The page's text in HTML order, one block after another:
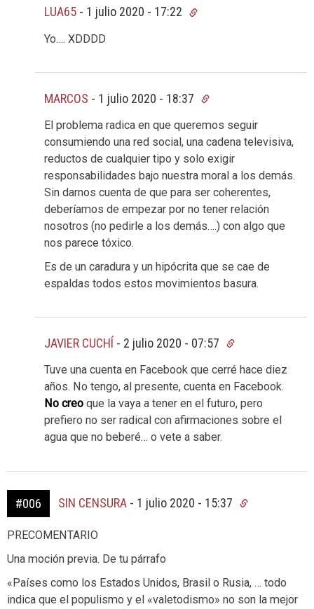
LUA65 - 1 julio 2020 - 17:22
Yo…. XDDDD
MARCOS - 1 julio 2020 - 18:37
El problema radica en que queremos seguir
consumiendo una red social, una cadena televisiva,
reductos de cualquier tipo y solo exigir
responsabilidades bajo nuestra moral a los demás.
Sin darnos cuenta de que para ser coherentes,
deberíamos de empezar por no tener relación
nosotros (no pedirle a los demás….) con algo que
nos parece tóxico.
Es de un caradura y un hipócrita que se cae de
espaldas todos estos movimientos basura.
JAVIER CUCHÍ - 2 julio 2020 - 07:57
Tuve una cuenta en Facebook que cerré hace diez
años. No tengo, al presente, cuenta en Facebook.
No creo que la vaya a tener en el futuro, pero
prefiero no ser radical con afirmaciones sobre el
agua que no beberé… o vete a saber.
#006 SIN CENSURA - 1 julio 2020 - 15:37
PRECOMENTARIO
Una moción previa. De tu párrafo
«Países como los Estados Unidos, Brasil o Rusia, … todo
indica que el populismo y el «valetodismo» no son la mejor